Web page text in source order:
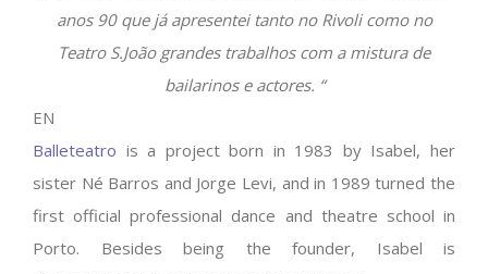
anos 90 que já apresentei tanto no Rivoli como no
Teatro S.João grandes trabalhos com a mistura de
bailarinos e actores. “
EN
Balleteatro is a project born in 1983 by Isabel, her
sister Né Barros and Jorge Levi, and in 1989 turned the
first official professional dance and theatre school in
Porto. Besides being the founder, Isabel is